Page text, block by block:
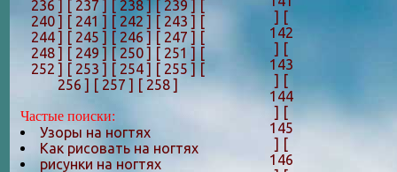
] [
142
] [
143
][
144
] [
145
] [
146
236 ] [ 237 ] [ 238 ][ 239 ] [
240 ] [ 241 ] [ 242 ][ 243 ] [
244 ] [ 245 ] [ 246 ] [ 247 ] [
248 ] [ 249 ] [ 250 ] [ 251 ] [
252 ] [ 253 ] [ 254 ] [ 255 ] [
256 ] [ 257 ] [ 258 ]
Частые поиски:
Узоры на ногтях
Как рисовать на ногтях
рисунки на ногтях